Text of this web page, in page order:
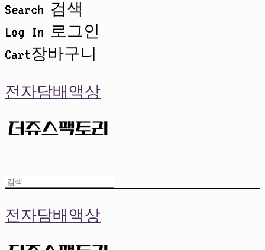
Search 검색
Log In 로그인
Cart장바구니
전자담배액상
전자담배액상